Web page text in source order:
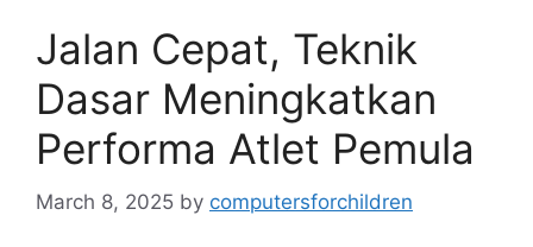
Jalan Cepat, Teknik
Dasar Meningkatkan
Performa Atlet Pemula
March 8, 2025 by computersforchildren